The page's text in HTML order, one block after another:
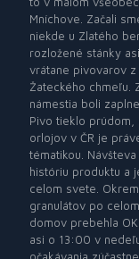
Mníchove. Začali
niekde u Zlatého
rozložené stánky
vrátane pivovarov
Žateckého chmeľu.
námestia boli
Pivo tieklo
orlojov v ČR je
tématikou.
históriu produktu a
celom svete.
granulátov po
domov prebehla
asi o 13:00 v